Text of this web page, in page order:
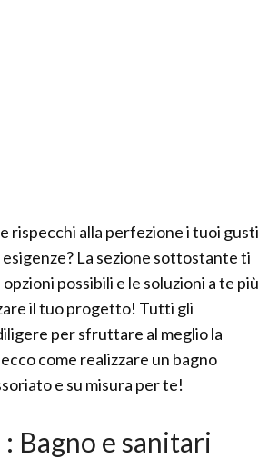
rispecchi alla perfezione i tuoi gusti
La sezione sottostante ti
possibili e le soluzioni a te più
il tuo progetto! Tutti gli
per sfruttare al meglio la
come realizzare un bagno
e su misura per te!
Bagno e sanitari